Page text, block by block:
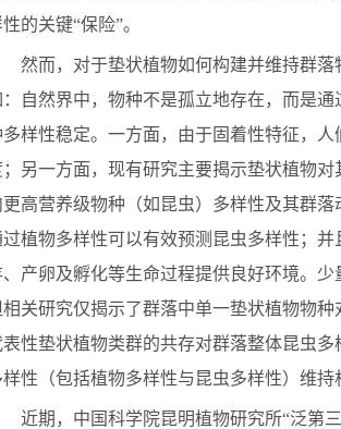
性的关键“保险”。
然而，对于垫状植物如何构建并维持群
：自然界中，物种不是孤立地存在，而是
多样性稳定。一方面，由于固着性特征，
；另一方面，现有研究主要揭示垫状植物对
更高营养级物种（如昆虫）多样性及其群
过植物多样性可以有效预测昆虫多样性；
、产卵及孵化等生命过程提供良好环境。
相关研究仅揭示了群落中单一垫状植物物种
表性垫状植物类群的共存对群落整体昆虫
性（包括植物多样性与昆虫多样性）维持
近期，中国科学院昆明植物研究所“泛第